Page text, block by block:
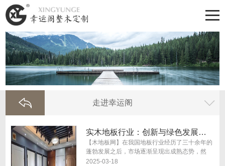
走进幸运阁
实木地板行业：创新与绿色发展成未来趋势
【木地板网】在我国地板行业经历了三十余年的
蓬勃发展之后，市场逐渐呈现出成熟态势，然
而“大而不强”的问题依然存在。业内人士普遍认
2025-03-18